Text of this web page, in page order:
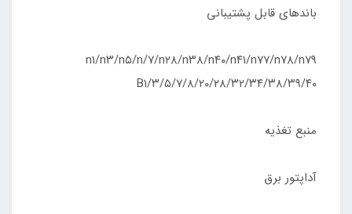
باندهای قابل پشتیبانی
n۱/n۳/n۵/n/۷/n۲۸/n۳۸/n۴۰/n۴۱/n۷۷/n۷۸/n۷۹
B۱/۳/۵/۷/۸/۲۰/۲۸/۳۲/۳۴/۳۸/۳۹/۴۰
منبع تغذیه
آداپتور برق